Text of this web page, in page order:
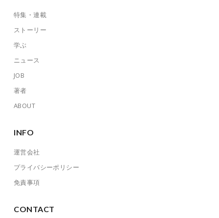
特集・連載
ストーリー
学ぶ
ニュース
JOB
著者
ABOUT
INFO
運営会社
プライバシーポリシー
免責事項
CONTACT